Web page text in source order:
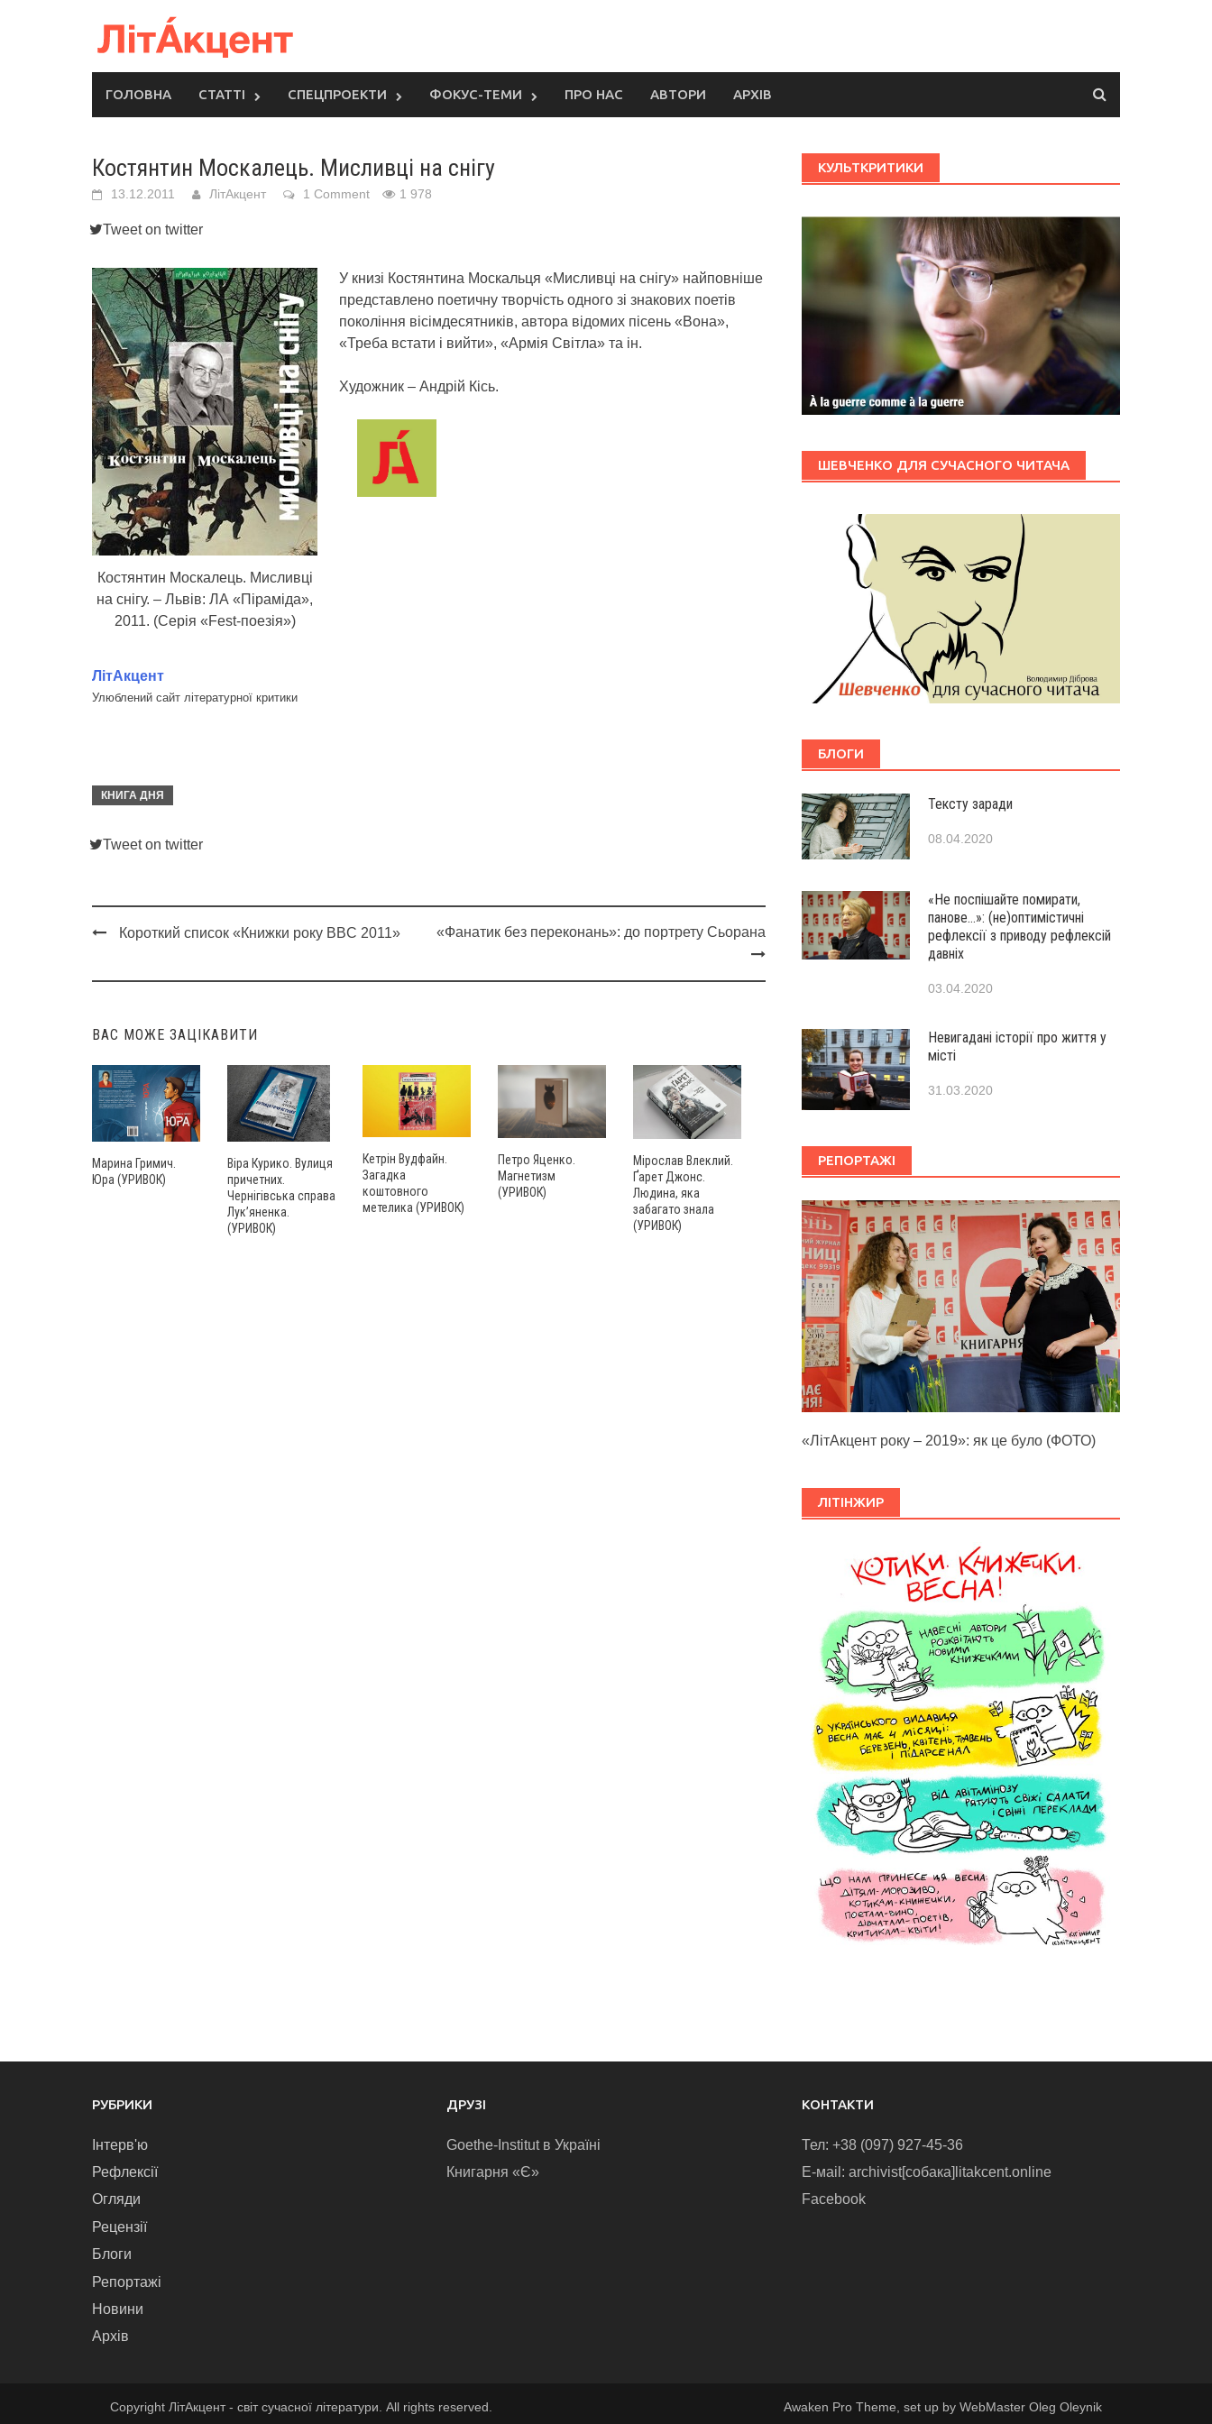
ГОЛОВНА СТАТТІ СПЕЦПРОЕКТИ ФОКУС-ТЕМИ ПРО НАС АВТОРИ АРХІВ
Костянтин Москалець. Мисливці на снігу
13.12.2011 ЛітАкцент 1 Comment 1 978
Tweet on twitter
Костянтин Москалець. Мисливці
на снігу. – Львів: ЛА «Піраміда»,
2011. (Серія «Fest-поезія»)
У книзі Костянтина Москальця «Мисливці на снігу» найповніше
представлено поетичну творчість одного зі знакових поетів
покоління вісімдесятників, автора відомих пісень «Вона»,
«Треба встати і вийти», «Армія Світла» та ін.
Художник – Андрій Кісь.
ЛітАкцент
Улюблений сайт літературної критики
КНИГА ДНЯ
Tweet on twitter
navigation
Короткий список «Книжки року BBC 2011» «Фанатик без переконань»: до портрету Сьорана
ВАС МОЖЕ ЗАЦІКАВИТИ
Марина Гримич.
Юра (УРИВОК)
Віра Курико. Вулиця
причетних.
Чернігівська справа
Лук’яненка.
(УРИВОК)
Кетрін Вудфайн.
Загадка
коштовного
метелика (УРИВОК)
Петро Яценко.
Магнетизм
(УРИВОК)
Мірослав Влеклий.
Ґарет Джонс.
Людина, яка
забагато знала
(УРИВОК)
КУЛЬТКРИТИКИ
ШЕВЧЕНКО ДЛЯ СУЧАСНОГО ЧИТАЧА
БЛОГИ
Тексту заради
08.04.2020
«Не поспішайте помирати,
панове…»: (не)оптимістичні
рефлексії з приводу рефлексій
давніх
03.04.2020
Невигадані історії про життя у
місті
31.03.2020
РЕПОРТАЖІ
«ЛітАкцент року – 2019»: як це було (ФОТО)
ЛІТІНЖИР
РУБРИКИ
Інтерв'ю
Рефлексії
Огляди
Рецензії
Блоги
Репортажі
Новини
Архів
ДРУЗІ
Goethe-Institut в Україні
Книгарня «Є»
КОНТАКТИ
Тел: +38 (097) 927-45-36
E-маіl: archivist[собака]litakcent.online
Facebook
Copyright ЛітАкцент - світ сучасної літератури. All rights reserved. Awaken Pro Theme, set up by WebMaster Oleg Oleynik